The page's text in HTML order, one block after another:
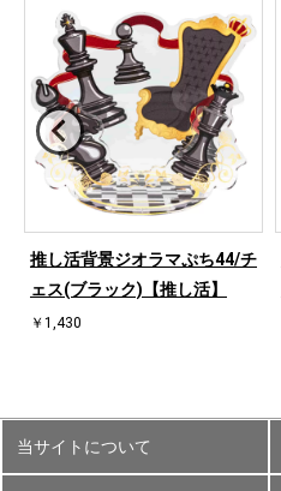
推し活背景ジオラマぷち44/チ
ェス(ブラック)【推し活】
￥1,430
当サイトについて